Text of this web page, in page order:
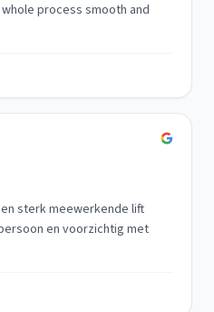
process smooth and
sterk meewerkende lift
en voorzichtig met